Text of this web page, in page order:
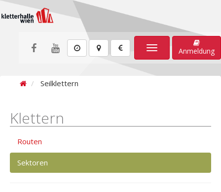
Toggle
navigation
Anmeldung
Seilklettern
Klettern
Routen
Sektoren